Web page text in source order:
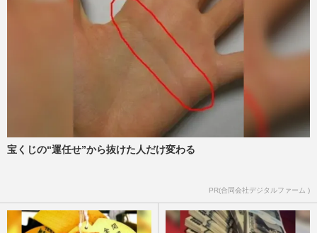
宝くじの“運任せ”から抜けた人だけ変わる
PR(合同会社デジタルファーム )